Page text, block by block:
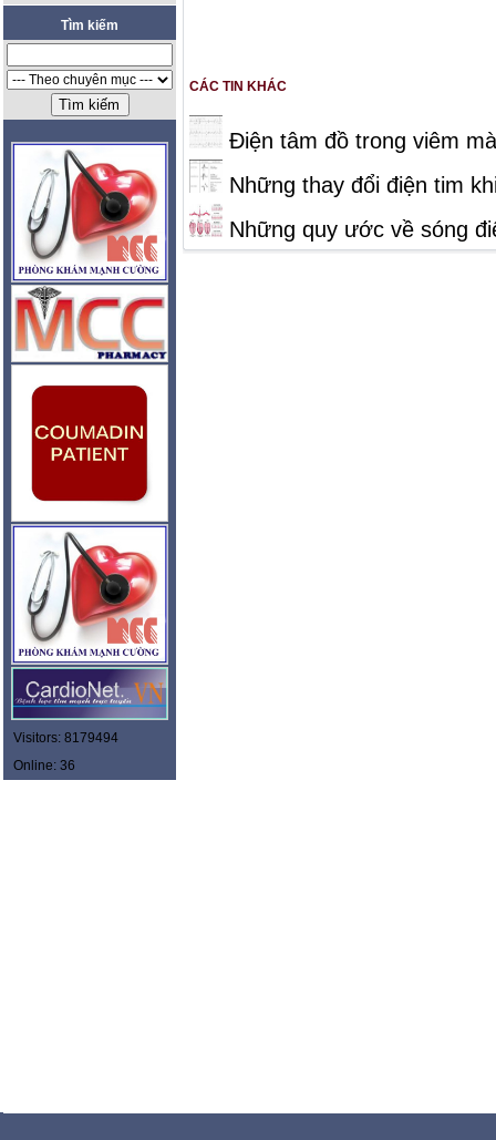
Tìm kiếm
Visitors: 8179494
Online: 36
CÁC TIN KHÁC
Điện tâm đồ trong viêm
Những thay đổi điện tim
Những quy ước về sóng